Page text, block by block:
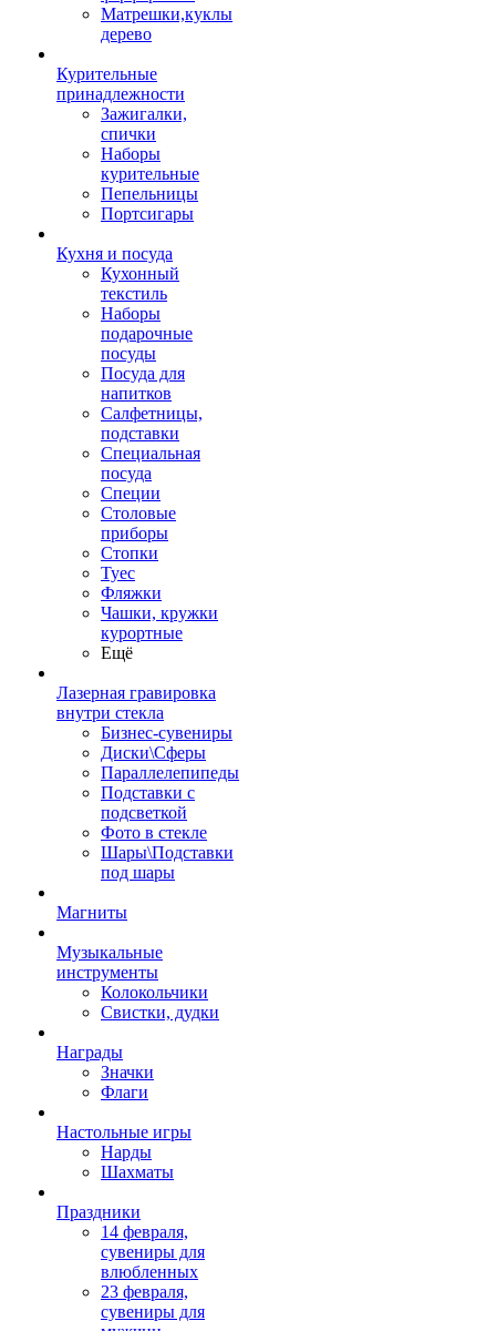
Матрешки,куклы
дерево
Курительные
принадлежности
Зажигалки,
спички
Наборы
курительные
Пепельницы
Портсигары
Кухня и посуда
Кухонный
текстиль
Наборы
подарочные
посуды
Посуда для
напитков
Салфетницы,
подставки
Специальная
посуда
Специи
Столовые
приборы
Стопки
Туес
Фляжки
Чашки, кружки
курортные
Ещё
Лазерная гравировка
внутри стекла
Бизнес-сувениры
Диски\Сферы
Параллелепипеды
Подставки с
подсветкой
Фото в стекле
Шары\Подставки
под шары
Магниты
Музыкальные
инструменты
Колокольчики
Свистки, дудки
Награды
Значки
Флаги
Настольные игры
Нарды
Шахматы
Праздники
14 февраля,
сувениры для
влюбленных
23 февраля,
сувениры для